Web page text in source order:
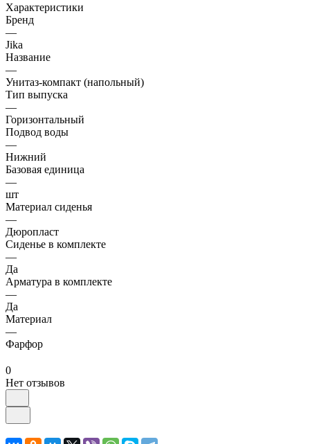
Характеристики
Бренд
—
Jika
Название
—
Унитаз-компакт (напольный)
Тип выпуска
—
Горизонтальный
Подвод воды
—
Нижний
Базовая единица
—
шт
Материал сиденья
—
Дюропласт
Сиденье в комплекте
—
Да
Арматура в комплекте
—
Да
Материал
—
Фарфор
0
Нет отзывов